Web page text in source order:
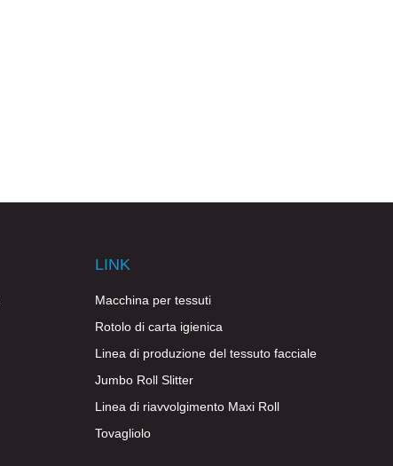
LINK
Macchina per tessuti
Rotolo di carta igienica
Linea di produzione del tessuto facciale
Jumbo Roll Slitter
Linea di riavvolgimento Maxi Roll
Tovagliolo